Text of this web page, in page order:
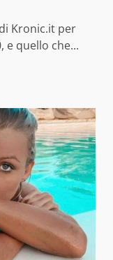
Kronic.it per
e quello che...